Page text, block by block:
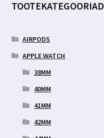
TOOTEKATEGOORIAD
AIRPODS
APPLE WATCH
38MM
40MM
41MM
42MM